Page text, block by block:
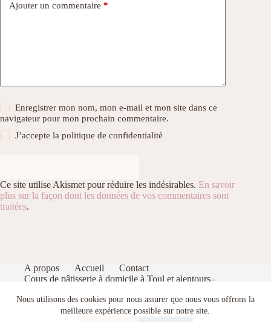
Nous utilisons des cookies pour nous assurer que nous vous offrons la
meilleure expérience possible sur notre site.
Ajouter un commentaire *
Enregistrer mon nom, mon e-mail et mon site dans ce
navigateur pour mon prochain commentaire.
J’accepte lapolitique de confidentialité
Ce site utilise Akismet pour réduire les indésirables. En savoir
plus sur la façon dont les données de vos commentaires sont
traitées.
A propos Accueil
Contact
Cours de pâtisserie à domicile à Toul et alentours–
Index
Politique de confidentialité
Portfolio
Recevez gratuitement mon eBook de pâtisserie : 5